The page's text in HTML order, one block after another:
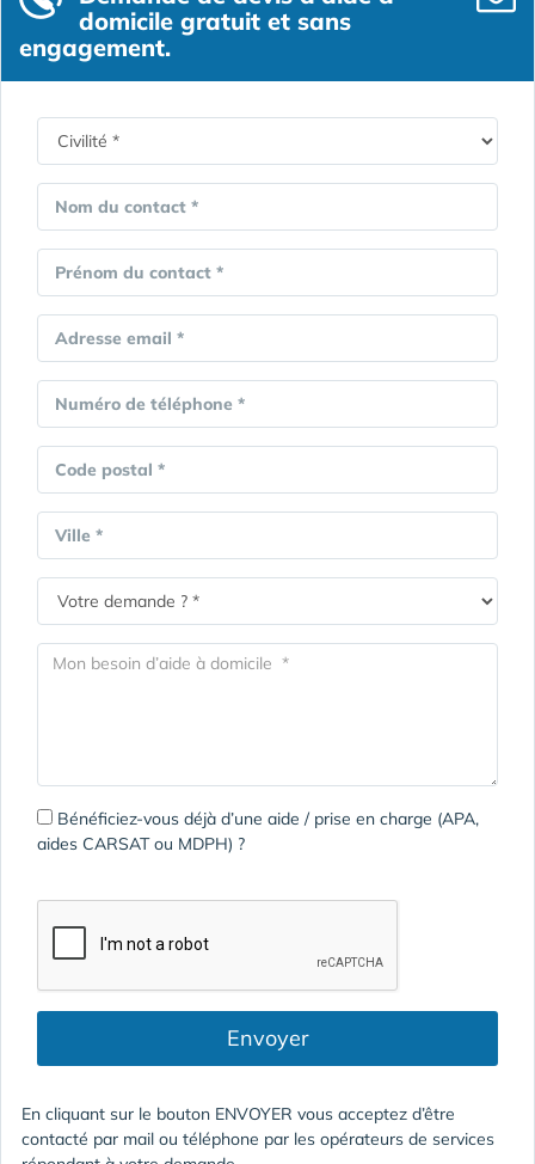
domicile gratuit et sans
engagement.
Nom du contact *
Prénom du contact *
Adresse email *
Numéro de téléphone *
Code postal *
Ville *
Bénéficiez-vous déjà d’une aide / prise en charge (APA,
aides CARSAT ou MDPH) ?
Envoyer
En cliquant sur le bouton ENVOYER vous acceptez d’être
contacté par mail ou téléphone par les opérateurs de services